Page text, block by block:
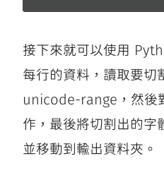
接下來就可以使用
每行的資料，讀取要
unicode-range，然後
作，最後將切割出的
並移動到輸出資料夾。